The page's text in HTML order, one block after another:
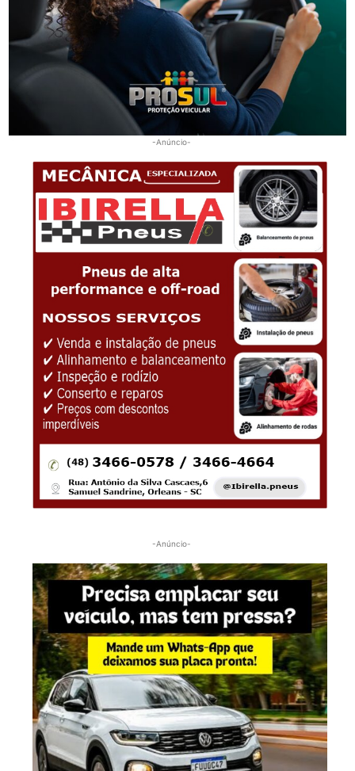
Segurança
Golpes por WhatsApp levam à apreensão de dois
adolescentes em SC
-Anúncio-